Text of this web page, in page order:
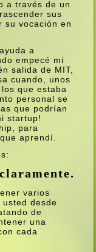
a través de un
sus
su vocación en
a
empecé mi
salida de MIT,
cuando, unos
que estaba
personal se
que podrí­an
startup!
para
aprendí­.
varios
desde
de
una
cada